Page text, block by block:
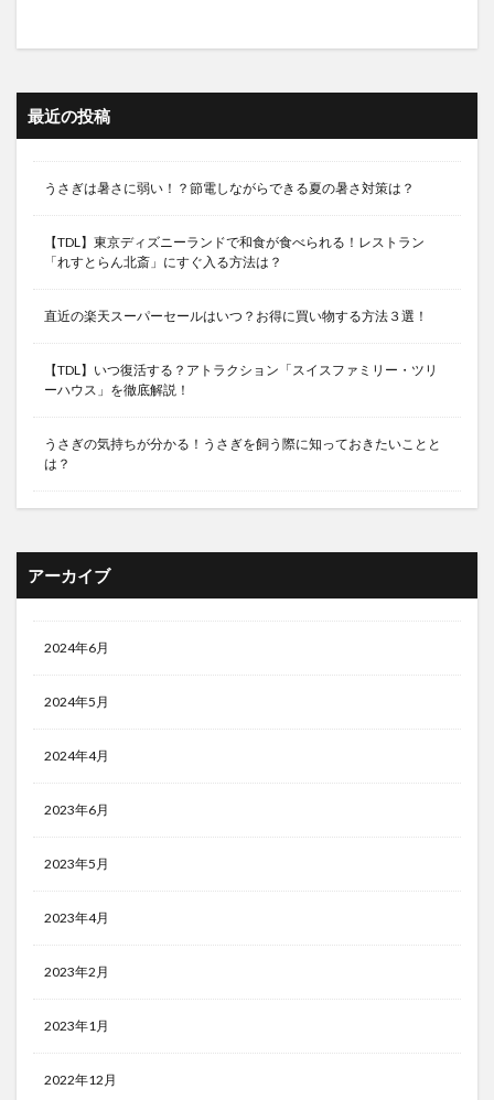
最近の投稿
うさぎは暑さに弱い！？節電しながらできる夏の暑さ対策は？
【TDL】東京ディズニーランドで和食が食べられる！レストラン
「れすとらん北斎」にすぐ入る方法は？
直近の楽天スーパーセールはいつ？お得に買い物する方法３選！
【TDL】いつ復活する？アトラクション「スイスファミリー・ツリ
ーハウス」を徹底解説！
うさぎの気持ちが分かる！うさぎを飼う際に知っておきたいことと
は？
アーカイブ
2024年6月
2024年5月
2024年4月
2023年6月
2023年5月
2023年4月
2023年2月
2023年1月
2022年12月